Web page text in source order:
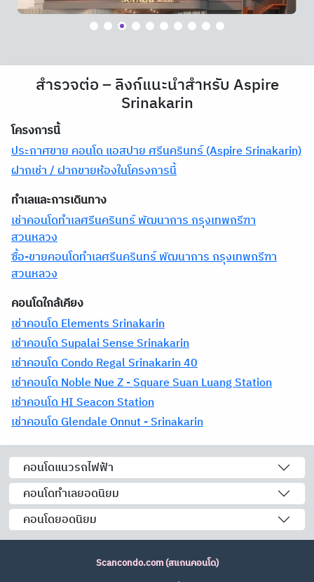
สำรวจต่อ – ลิงก์แนะนำสำหรับ Aspire
Srinakarin
โครงการนี้
ประกาศขาย คอนโด แอสปาย ศรีนครินทร์ (Aspire Srinakarin)
ฝากเช่า / ฝากขายห้องในโครงการนี้
ทำเลและการเดินทาง
เช่าคอนโดทำเลศรีนครินทร์ พัฒนาการ กรุงเทพกรีฑา
สวนหลวง
ซื้อ-ขายคอนโดทำเลศรีนครินทร์ พัฒนาการ กรุงเทพกรีฑา
สวนหลวง
คอนโดใกล้เคียง
เช่าคอนโด Elements Srinakarin
เช่าคอนโด Supalai Sense Srinakarin
เช่าคอนโด Condo Regal Srinakarin 40
เช่าคอนโด Noble Nue Z - Square Suan Luang Station
เช่าคอนโด HI Seacon Station
เช่าคอนโด Glendale Onnut - Srinakarin
คอนโดแนวรถไฟฟ้า
คอนโดทำเลยอดนิยม
คอนโดยอดนิยม
Scancondo.com (สแกนคอนโด)